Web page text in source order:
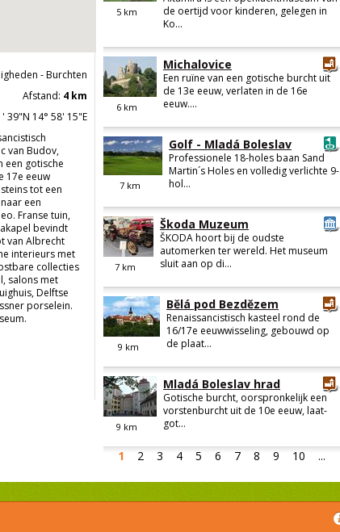
- Burchten
Afstand: 4 km
39"N 14° 58' 15"E
van Budov,
een gotische
17e eeuw
tot een
een
Franse tuin,
bevindt
van Albrecht
interieurs met
collecties
salons met
Delftse
porselein.
1 2 3 4 5 6 7 8 9 10 ...
5 km
de oertijd voor kinderen, gelegen in
Ko...
6 km
Michalovice
Een ruïne van een gotische burcht uit
de 13e eeuw, verlaten in de 16e
eeuw....
7km
Golf - Mladá Boleslav
Professionele 18-holes baan Sand
Martin´s Holes en volledig verlichte 9-
hol...
7 km
Škoda Muzeum
ŠKODA hoort bij de oudste
automerken ter wereld. Het museum
sluit aan op di...
9 km
Bělá pod Bezdězem
Renaissancistisch kasteel rond de
16/17e eeuwwisseling, gebouwd op
de plaat...
9 km
Mladá Boleslav hrad
Gotische burcht, oorspronkelijk een
vorstenburcht uit de 10e eeuw, laat-
got...